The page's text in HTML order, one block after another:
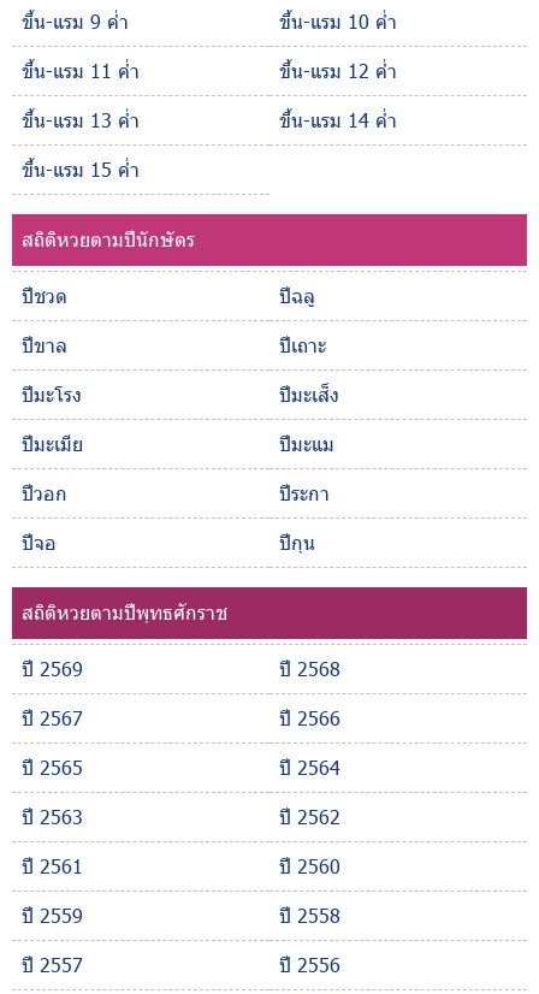
ขึ้น-แรม 9 ค่ำ
ขึ้น-แรม 10 ค่ำ
ขึ้น-แรม 11 ค่ำ
ขึ้น-แรม 12 ค่ำ
ขึ้น-แรม 13 ค่ำ
ขึ้น-แรม 14 ค่ำ
ขึ้น-แรม 15 ค่ำ
สถิติหวยตามปีนักษัตร
ปีชวด
ปีฉลู
ปีขาล
ปีเถาะ
ปีมะโรง
ปีมะเส็ง
ปีมะเมีย
ปีมะแม
ปีวอก
ปีระกา
ปีจอ
ปีกุน
สถิติหวยตามปีพุทธศักราช
ปี 2569
ปี 2568
ปี 2567
ปี 2566
ปี 2565
ปี 2564
ปี 2563
ปี 2562
ปี 2561
ปี 2560
ปี 2559
ปี 2558
ปี 2557
ปี 2556